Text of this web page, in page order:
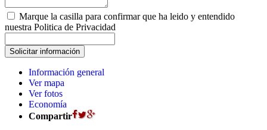
Marque la casilla para confirmar que ha leido y entendido
nuestra Politica de Privacidad
Información general
Ver mapa
Ver fotos
Economía
Compartir